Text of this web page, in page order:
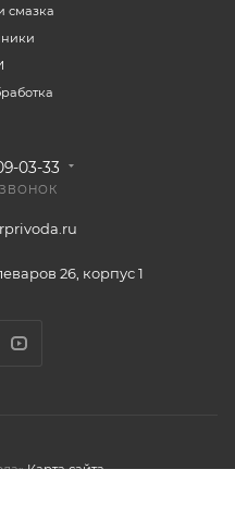
смазка
03-33
26, корпус 1
Карта сайта